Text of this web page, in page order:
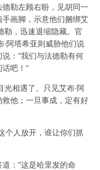
勒左顾右盼，见胡同一
画脚，示意他们捆绑艾
勒，迅速退缩隐藏。官
·阿塔希亚则威胁他们说
：“我们与法德勒有何
吧！”
光相遇了。只见艾布·阿
他；一旦事成，定有好
个人放开，谁让你们抓
：“这是哈里发的命